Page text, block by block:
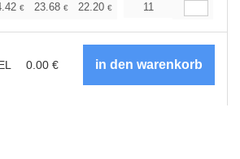
€ 23.68 € 22.20 € 21.10€
11
0.00 €